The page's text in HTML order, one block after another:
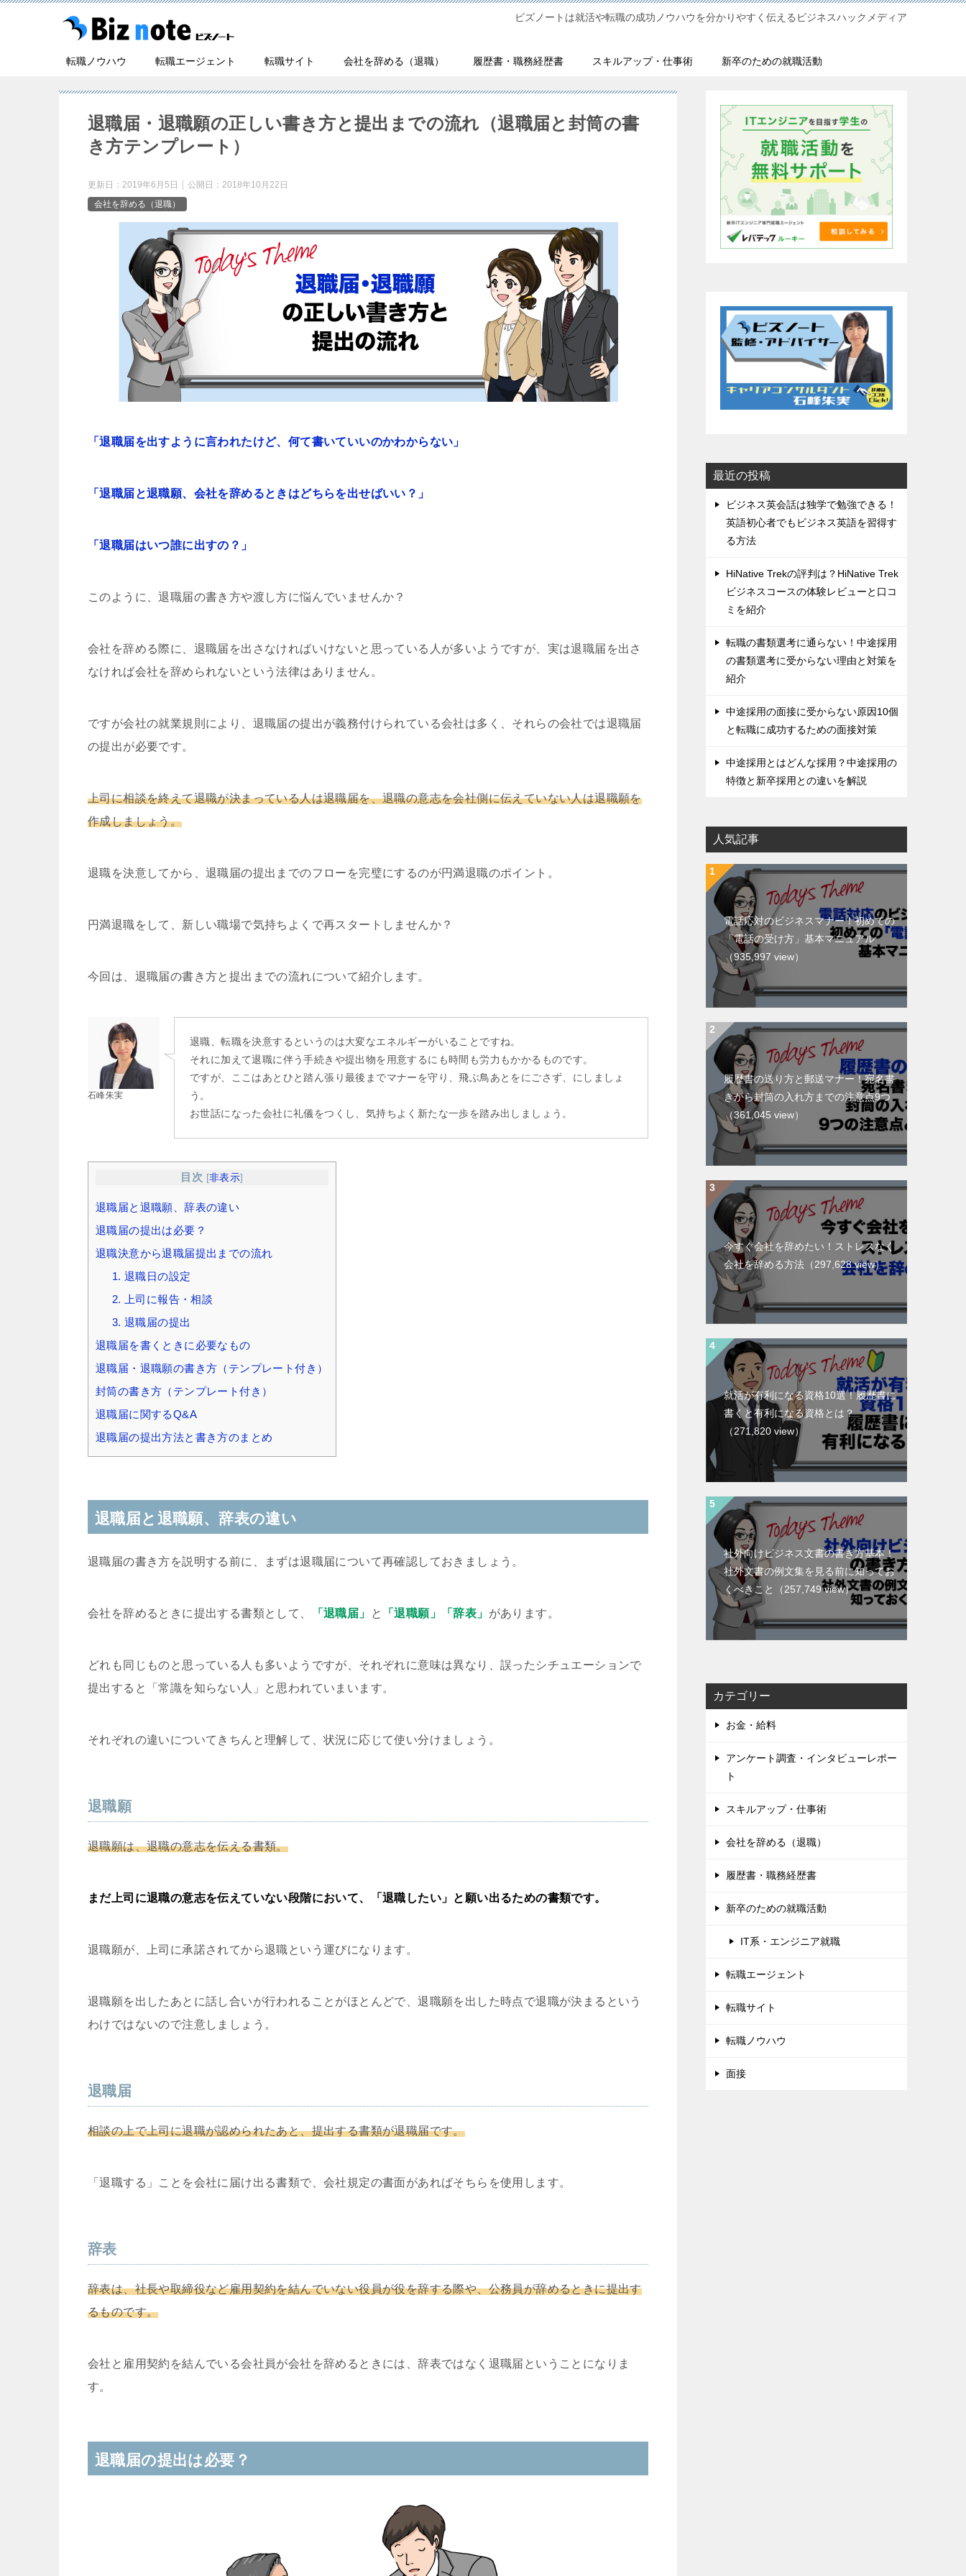
ビズノートは就活や転職の成功ノウハウを分かりやすく伝えるビジネスハックメディア
転職ノウハウ 転職エージェント 転職サイト 会社を辞める（退職） 履歴書・職務経歴書 スキルアップ・仕事術 新卒のための就職活動
退職届・退職願の正しい書き方と提出までの流れ（退職届と封筒の書
き方テンプレート）
更新日： 2019年6月5日 公開日： 2018年10月22日
会社を辞める（退職）
「退職届を出すように言われたけど、何て書いていいのかわからない」
「退職届と退職願、会社を辞めるときはどちらを出せばいい？」
「退職届はいつ誰に出すの？」
このように、退職届の書き方や渡し方に悩んでいませんか？
会社を辞める際に、退職届を出さなければいけないと思っている人が多いようですが、実は退職届を出さ
なければ会社を辞められないという法律はありません。
ですが会社の就業規則により、退職届の提出が義務付けられている会社は多く、それらの会社では退職届
の提出が必要です。
上司に相談を終えて退職が決まっている人は退職届を、退職の意志を会社側に伝えていない人は退職願を
作成しましょう。
退職を決意してから、退職届の提出までのフローを完璧にするのが円満退職のポイント。
円満退職をして、新しい職場で気持ちよくで再スタートしませんか？
今回は、退職届の書き方と提出までの流れについて紹介します。
石峰朱実
退職、転職を決意するというのは大変なエネルギーがいることですね。
それに加えて退職に伴う手続きや提出物を用意するにも時間も労力もかかるものです。
ですが、ここはあとひと踏ん張り最後までマナーを守り、飛ぶ鳥あとをにごさず、にしましょ
う。
お世話になった会社に礼儀をつくし、気持ちよく新たな一歩を踏み出しましょう。
目次 [非表示]
退職届と退職願、辞表の違い
退職届の提出は必要？
退職決意から退職届提出までの流れ
1. 退職日の設定
2. 上司に報告・相談
3. 退職届の提出
退職届を書くときに必要なもの
退職届・退職願の書き方（テンプレート付き）
封筒の書き方（テンプレート付き）
退職届に関するQ&A
退職届の提出方法と書き方のまとめ
退職届と退職願、辞表の違い
退職届の書き方を説明する前に、まずは退職届について再確認しておきましょう。
会社を辞めるときに提出する書類として、 「退職届」 と 「退職願」「辞表」 があります。
どれも同じものと思っている人も多いようですが、それぞれに意味は異なり、誤ったシチュエーションで
提出すると「常識を知らない人」と思われていまいます。
それぞれの違いについてきちんと理解して、状況に応じて使い分けましょう。
退職願
退職願は、退職の意志を伝える書類。
まだ上司に退職の意志を伝えていない段階において、「退職したい」と願い出るための書類です。
退職願が、上司に承諾されてから退職という運びになります。
退職願を出したあとに話し合いが行われることがほとんどで、退職願を出した時点で退職が決まるという
わけではないので注意しましょう。
退職届
相談の上で上司に退職が認められたあと、提出する書類が退職届です。
「退職する」ことを会社に届け出る書類で、会社規定の書面があればそちらを使用します。
辞表
辞表は、社長や取締役など雇用契約を結んでいない役員が役を辞する際や、公務員が辞めるときに提出す
るものです。
会社と雇用契約を結んでいる会社員が会社を辞めるときには、辞表ではなく退職届ということになりま
す。
退職届の提出は必要？
最近の投稿
ビジネス英会話は独学で勉強できる！
英語初心者でもビジネス英語を習得す
る方法
HiNative Trekの評判は？HiNative Trek
ビジネスコースの体験レビューと口コ
ミを紹介
転職の書類選考に通らない！中途採用
の書類選考に受からない理由と対策を
紹介
中途採用の面接に受からない原因10個
と転職に成功するための面接対策
中途採用とはどんな採用？中途採用の
特徴と新卒採用との違いを解説
人気記事
電話応対のビジネスマナー！初めての
「電話の受け方」基本マニュアル
（935,997 view）
履歴書の送り方と郵送マナー！宛名書
きから封筒の入れ方までの注意点9つ
（361,045 view）
今すぐ会社を辞めたい！ストレスなく
会社を辞める方法 （297,628 view）
就活が有利になる資格10選！履歴書に
書くと有利になる資格とは？
（271,820 view）
社外向けビジネス文書の書き方基本！
社外文書の例文集を見る前に知ってお
くべきこと
（257,749 view）
カテゴリー
お金・給料
アンケート調査・インタビューレポー
ト
スキルアップ・仕事術
会社を辞める（退職）
履歴書・職務経歴書
新卒のための就職活動
IT系・エンジニア就職
転職エージェント
転職サイト
転職ノウハウ
面接